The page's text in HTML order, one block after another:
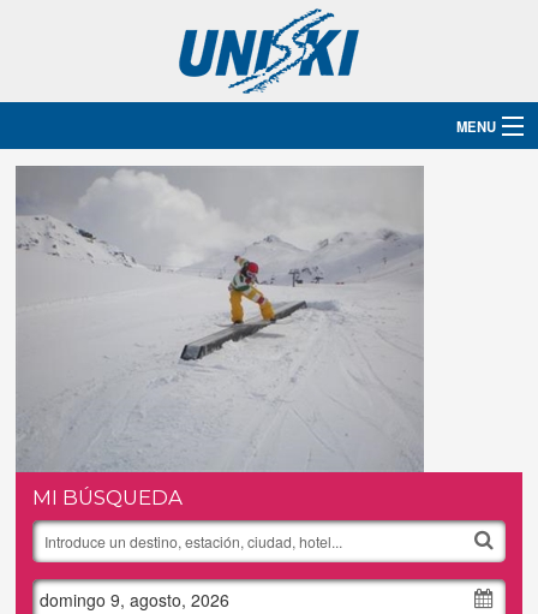
MENU
Destinos
Blog
Contacto
Tus reservas
MI BÚSQUEDA
domingo 9, agosto, 2026